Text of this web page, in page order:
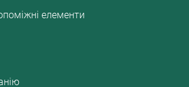
елементи